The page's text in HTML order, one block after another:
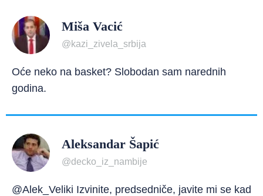
Miša Vacić
@kazi_zivela_srbija
Oće neko na basket? Slobodan sam narednih
godina.
Aleksandar Šapić
@decko_iz_nambije
@Alek_Veliki Izvinite, predsedniče, javite mi se kad